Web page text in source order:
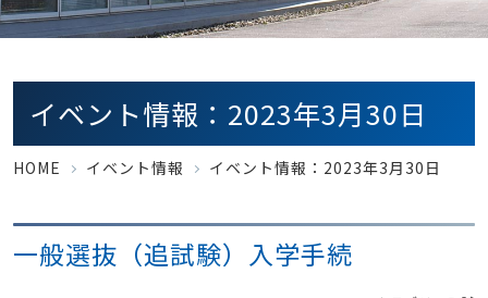
イベント情報：2023年3月30日
HOME イベント情報 イベント情報：2023年3月30日
一般選抜（追試験）入学手続